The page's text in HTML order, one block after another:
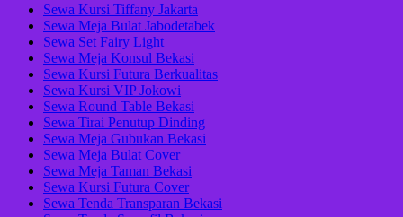
Sewa Kursi Tiffany Jakarta
Sewa Meja Bulat Jabodetabek
Sewa Set Fairy Light
Sewa Meja Konsul Bekasi
Sewa Kursi Futura Berkualitas
Sewa Kursi VIP Jokowi
Sewa Round Table Bekasi
Sewa Tirai Penutup Dinding
Sewa Meja Gubukan Bekasi
Sewa Meja Bulat Cover
Sewa Meja Taman Bekasi
Sewa Kursi Futura Cover
Sewa Tenda Transparan Bekasi